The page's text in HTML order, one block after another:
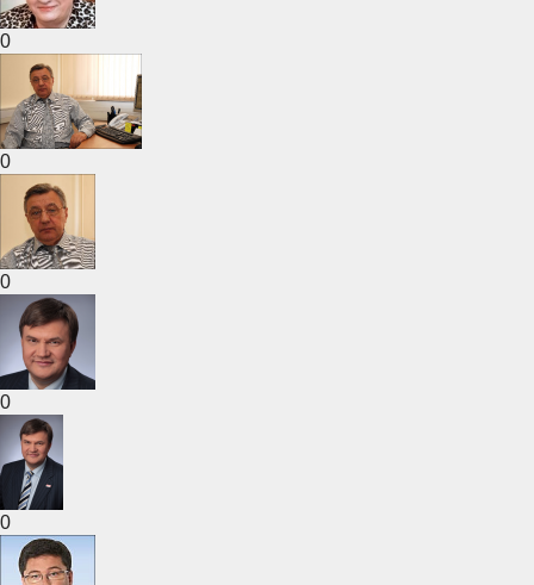
0
0
0
0
0